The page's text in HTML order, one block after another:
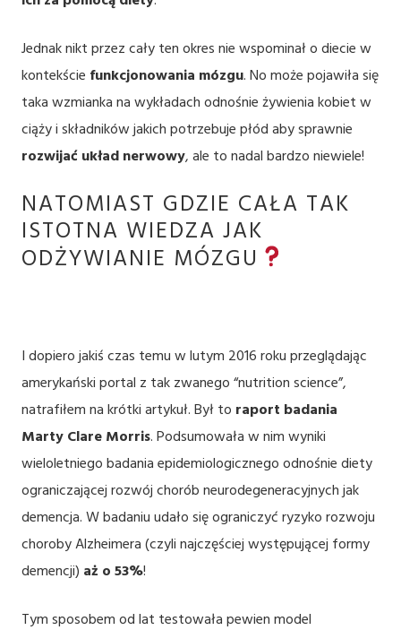
Jednak nikt przez cały ten okres nie wspominał o diecie w
kontekście funkcjonowania mózgu. No może pojawiła się
taka wzmianka na wykładach odnośnie żywienia kobiet w
ciąży i składników jakich potrzebuje płód aby sprawnie
rozwijać układ nerwowy, ale to nadal bardzo niewiele!
NATOMIAST GDZIE CAŁA TAK
ISTOTNA WIEDZA JAK
ODŻYWIANIE MÓZGU
I dopiero jakiś czas temu w lutym 2016 roku przeglądając
amerykański portal z tak zwanego “nutrition science”,
natrafiłem na krótki artykuł. Był to raport badania
Marty Clare Morris. Podsumowała w nim wyniki
wieloletniego badania epidemiologicznego odnośnie diety
ograniczającej rozwój chorób neurodegeneracyjnych jak
demencja. W badaniu udało się ograniczyć ryzyko rozwoju
choroby Alzheimera (czyli najczęściej występującej formy
demencji) aż o 53%!
Tym sposobem od lat testowała pewien model